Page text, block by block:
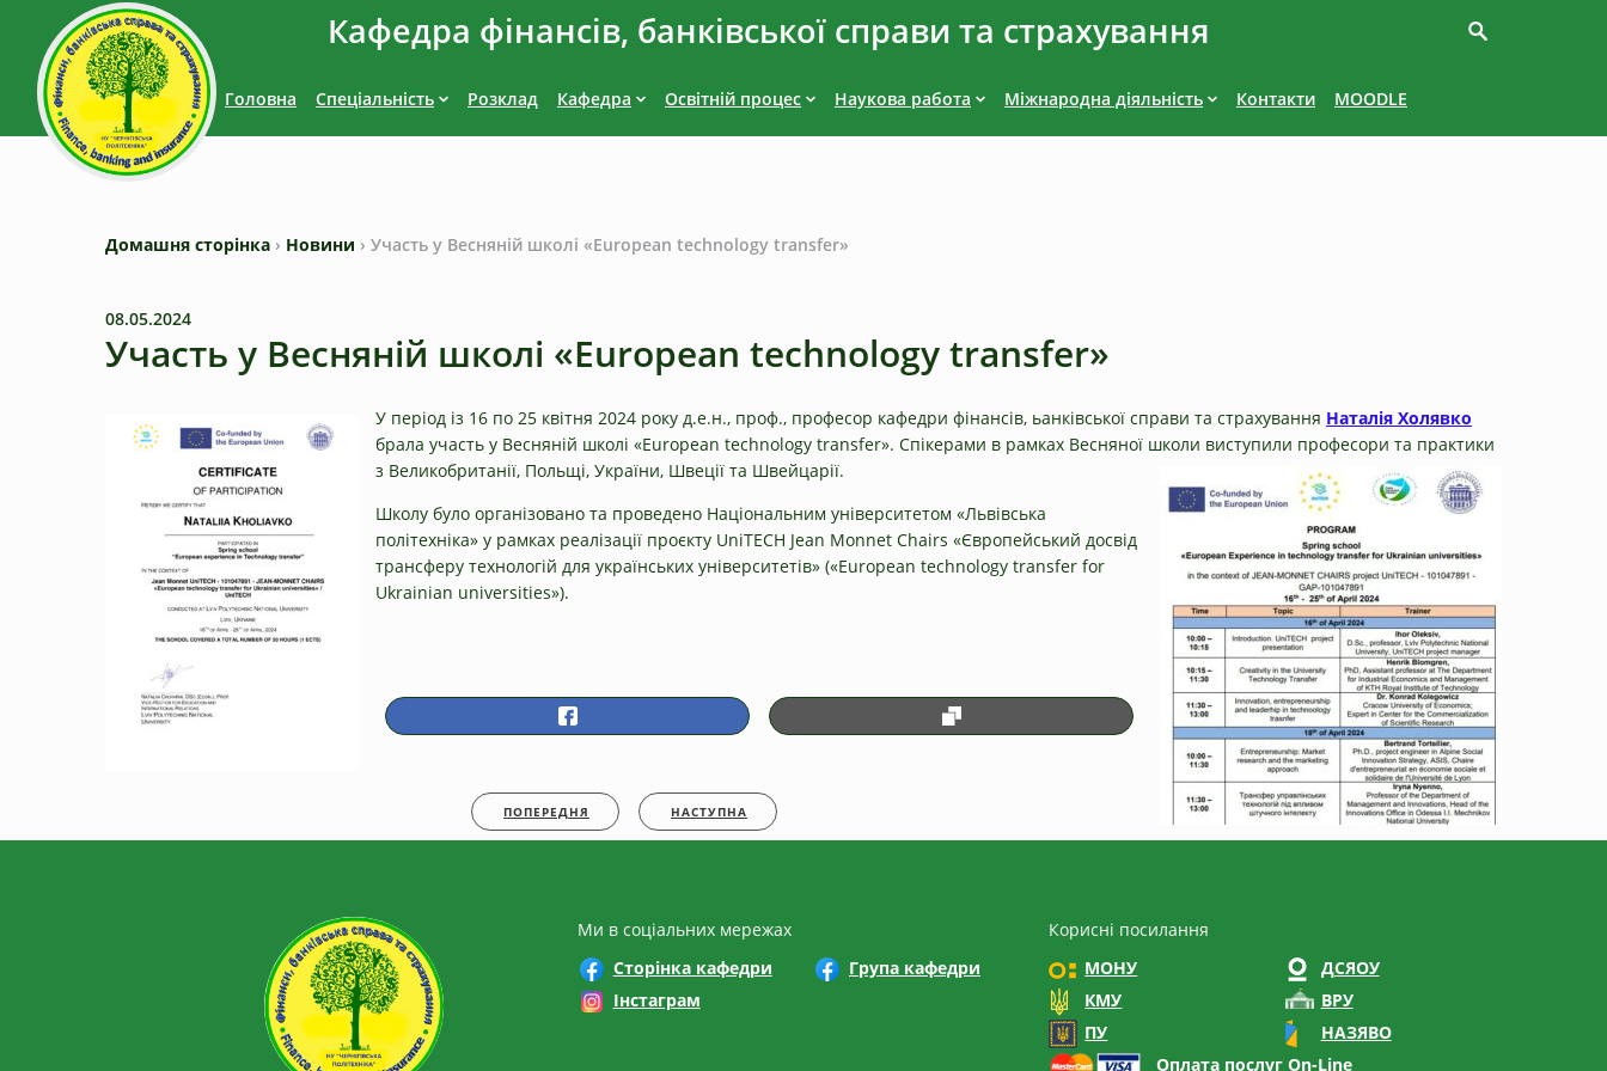
Кафедра фінансів, банківської справи та страхування
Головна Спеціальність Розклад Кафедра Освітній процес Наукова работа Міжнародна діяльність Контакти MOODLE
Домашня сторінка › Новини › Участь у Весняній школі «European technology transfer»
08.05.2024
Участь у Весняній школі «European technology transfer»
У період із 16 по 25 квітня 2024 року д.е.н., проф., професор кафедри фінансів, ьанківської справи та страхування Наталія Холявко
брала участь у Весняній школі «European technology transfer». Спікерами в рамках Весняної школи виступили професори та практики
з Великобританії, Польщі, України, Швеції та Швейцарії.
Школу було організовано та проведено Національним університетом «Львівська
політехніка» у рамках реалізації проєкту UniTECH Jean Monnet Chairs «Європейський досвід
трансферу технологій для українських університетів» («European technology transfer for
Ukrainian universities»).
ПОПЕРЕДНЯ НАСТУПНА
Ми в соціальних мережах
Сторінка кафедри
Група кафедри
Інстаграм
Корисні посилання
МОНУ
ДСЯОУ
КМУ
ВРУ
ПУ
НАЗЯВО
Оплата послуг On-Line